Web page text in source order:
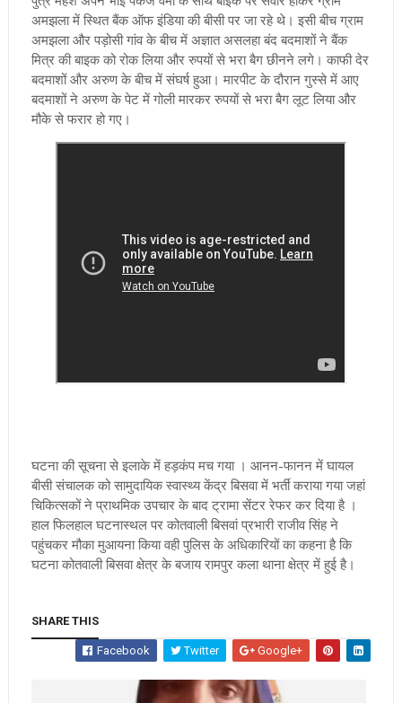
अमझला में स्थित बैंक ऑफ इंडिया की बीसी पर जा रहे थे। इसी बीच ग्राम
अमझला और पड़ोसी गांव के बीच में अज्ञात असलहा बंद बदमाशों ने बैंक
मित्र की बाइक को रोक लिया और रुपयों से भरा बैग छीनने लगे। काफी देर
बदमाशों और अरुण के बीच में संघर्ष हुआ। मारपीट के दौरान गुस्से में आए
बदमाशों ने अरुण के पेट में गोली मारकर रुपयों से भरा बैग लूट लिया और
मौके से फरार हो गए।
घटना की सूचना से इलाके में हड़कंप मच गया । आनन-फानन में घायल
बीसी संचालक को सामुदायिक स्वास्थ्य केंद्र बिसवा में भर्ती कराया गया जहां
चिकित्सकों ने प्राथमिक उपचार के बाद ट्रामा सेंटर रेफर कर दिया है ।
हाल फिलहाल घटनास्थल पर कोतवाली बिसवां प्रभारी राजीव सिंह ने
पहुंचकर मौका मुआयना किया वही पुलिस के अधिकारियों का कहना है कि
घटना कोतवाली बिसवा क्षेत्र के बजाय रामपुर कला थाना क्षेत्र में हुई है।
SHARE THIS
Facebook Twitter Google+